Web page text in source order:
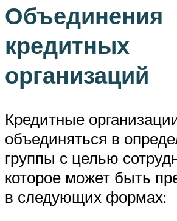
Объединения
кредитных
организаций
Кредитные
объединяться в
группы с целью
которое может быть
в следующих формах: